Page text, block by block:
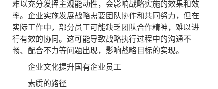
难以充分发挥主观能动性，会影响战略实施的效果和效
率。企业实施发展战略需要团队协作和共同努力，但在
实际工作中，部分员工可能缺乏团队合作精神，难以进
行有效的协同。这可能导致战略执行过程中的沟通不
畅、配合不力等问题出现，影响战略目标的实现。
企业文化提升国有企业员工
素质的路径